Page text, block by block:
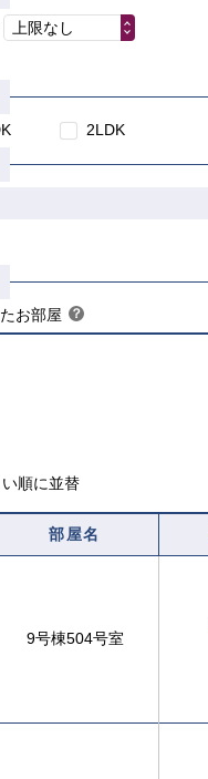
上限なし
2LDK
お部屋 ？
ヒ
こちら
順に並替
部屋名
9号棟504号室